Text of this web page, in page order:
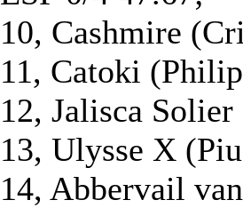
10, Cashmire
11, Catoki
12, Jalisca
13, Ulysse X
14, Abbervail